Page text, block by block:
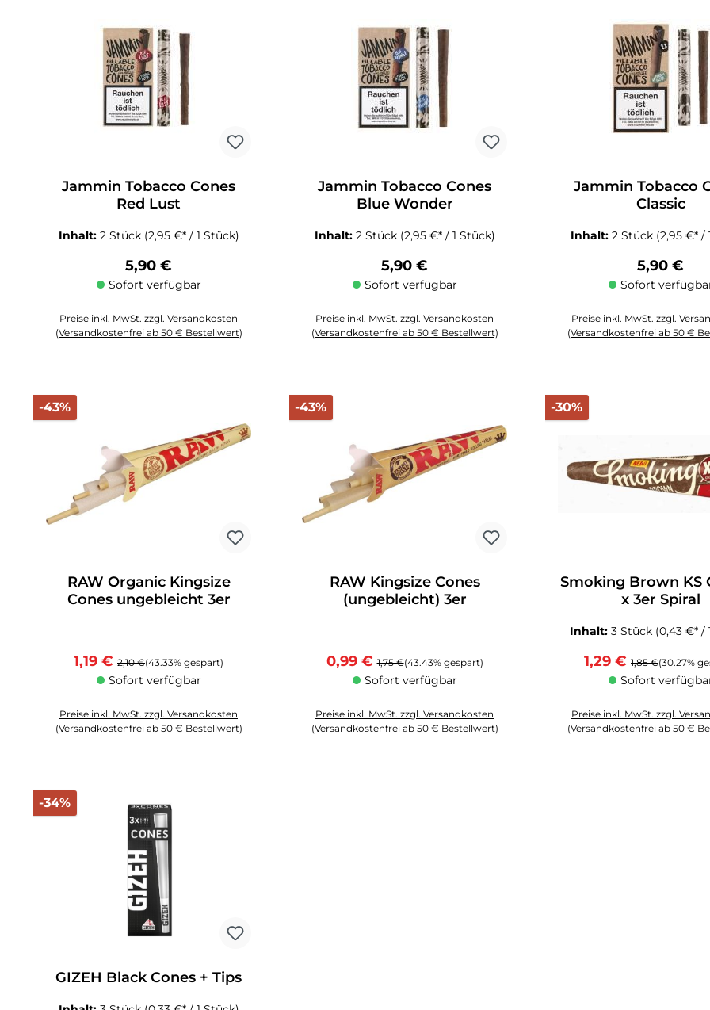
Jammin Tobacco Cones
Red Lust
Inhalt: 2 Stück (2,95 €* / 1 Stück)
Regulärer Preis:
5,90 €
Sofort verfügbar
Preise inkl. MwSt. zzgl. Versandkosten
(Versandkostenfrei ab 50 € Bestellwert)
Jammin Tobacco Cones
Blue Wonder
Inhalt: 2 Stück (2,95 €* / 1 Stück)
Regulärer Preis:
5,90 €
Sofort verfügbar
Preise inkl. MwSt. zzgl. Versandkosten
(Versandkostenfrei ab 50 € Bestellwert)
Jammin Tobacco
Classic
Inhalt: 2 Stück (2,95 €* /
Regulärer
5,90 €
Sofort
Preise inkl. MwSt. zzgl.
(Versandkostenfrei ab 50 €
-43%Rabatt
RAW Organic Kingsize
Cones ungebleicht 3er
Verkaufspreis:
1,19 € Regulärer Preis:
2,10 €(43.33% gespart)
Sofort verfügbar
Preise inkl. MwSt. zzgl. Versandkosten
(Versandkostenfrei ab 50 € Bestellwert)
-43%Rabatt
RAW Kingsize Cones
(ungebleicht) 3er
Verkaufspreis:
0,99 € Regulärer Preis:
1,75 €(43.43% gespart)
Sofort verfügbar
Preise inkl. MwSt. zzgl. Versandkosten
(Versandkostenfrei ab 50 € Bestellwert)
-30%Rabatt
Smoking Brown KS
x 3er Spiral
Inhalt: 3 Stück (0,43 €* /
Verkaufspreis:
1,29 € Regulärer Preis:
1,85 €(30.27%
Sofort
Preise inkl. MwSt. zzgl.
(Versandkostenfrei ab 50 €
-34%Rabatt
GIZEH Black Cones + Tips